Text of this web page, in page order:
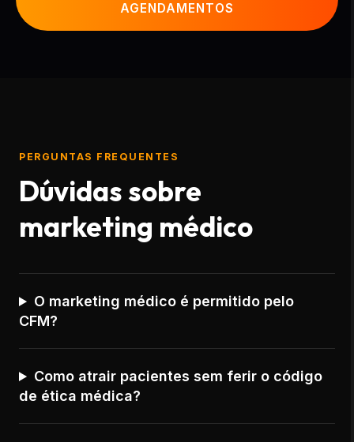
AGENDAMENTOS
PERGUNTAS FREQUENTES
Dúvidas sobre
marketing médico
O marketing médico é permitido pelo
CFM?
Como atrair pacientes sem ferir o código
de ética médica?